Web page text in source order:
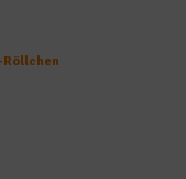
Röllchen